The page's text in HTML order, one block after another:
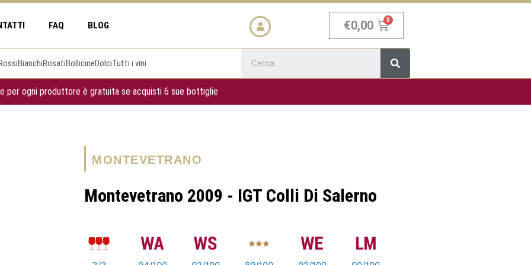
FAQ BLOG €0,00 Carrello
BianchiRosatiBollicineDolciTutti i vini
Cerca
per ogni produttore è gratuita se acquisti 6 sue bottiglie
MONTEVETRANO
Montevetrano 2009 - IGT Colli Di Salerno